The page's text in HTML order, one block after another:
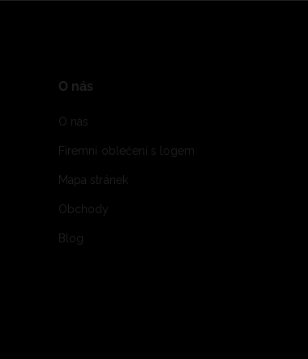
O nás
O nás
Firemní oblečení s logem
Mapa stránek
Obchody
Blog